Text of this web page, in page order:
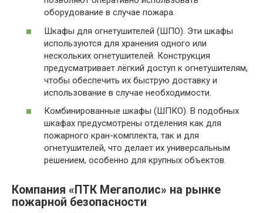
оборудование в случае пожара.
Шкафы для огнетушителей (ШПО). Эти шкафы
используются для хранения одного или
нескольких огнетушителей. Конструкция
предусматривает лёгкий доступ к огнетушителям,
чтобы обеспечить их быструю доставку и
использование в случае необходимости.
Комбинированные шкафы (ШПКО). В подобных
шкафах предусмотрены отделения как для
пожарного кран-комплекта, так и для
огнетушителей, что делает их универсальным
решением, особенно для крупных объектов.
Компания «ПТК Мегаполис» на рынке
пожарной безопасности